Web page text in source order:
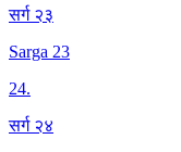
सर्ग २३
Sarga 23
24.
सर्ग २४